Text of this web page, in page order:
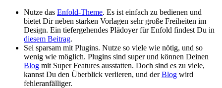
Nutze das Enfold-Theme. Es ist einfach zu bedienen und
bietet Dir neben starken Vorlagen sehr große Freiheiten im
Design. Ein tiefergehendes Plädoyer für Enfold findest Du in
diesem Beitrag.
Sei sparsam mit Plugins. Nutze so viele wie nötig, und so
wenig wie möglich. Plugins sind super und können Deinen
Blog mit Super Features ausstatten. Doch sind es zu viele,
kannst Du den Überblick verlieren, und derBlog wird
fehleranfälliger.